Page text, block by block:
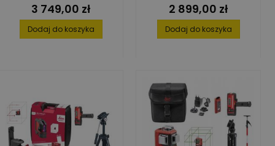
Cena
3 749,00 zł
Dodaj do koszyka
Cena
2 899,00 zł
Dodaj do koszyka